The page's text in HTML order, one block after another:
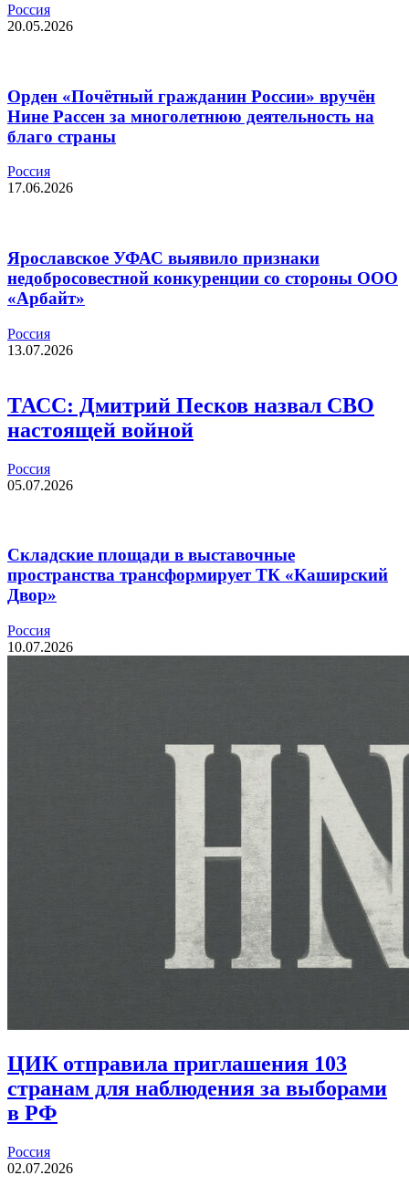
Россия
20.05.2026
Орден «Почётный гражданин России» вручён
Нине Рассен за многолетнюю деятельность на
благо страны
Россия
17.06.2026
Ярославское УФАС выявило признаки
недобросовестной конкуренции со стороны ООО
«Арбайт»
Россия
13.07.2026
ТАСС: Дмитрий Песков назвал СВО
настоящей войной
Россия
05.07.2026
Складские площади в выставочные
пространства трансформирует ТК «Каширский
Двор»
Россия
10.07.2026
ЦИК отправила приглашения 103
странам для наблюдения за выборами
в РФ
Россия
02.07.2026